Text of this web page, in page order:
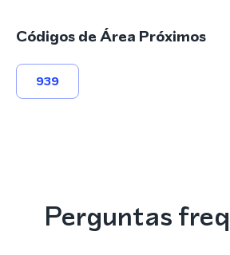
Códigos de Área Próximos
939
Perguntas